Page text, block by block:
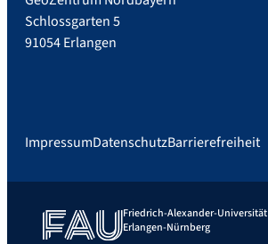
Schlossgarten 5
91054 Erlangen
ImpressumDatenschutzBarrierefreiheit
Friedrich-Alexander-Universität
Erlangen-Nürnberg